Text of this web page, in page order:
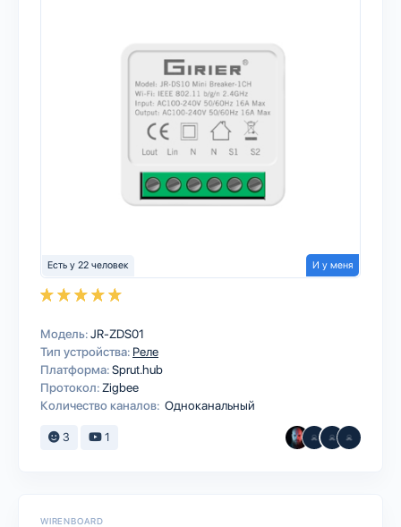
Есть у 22 человек И у меня
Модель:JR-ZDS01
Тип устройства: Реле
Платформа:Sprut.hub
Протокол: Zigbee
Количество каналов: Одноканальный
3 1
WIRENBOARD